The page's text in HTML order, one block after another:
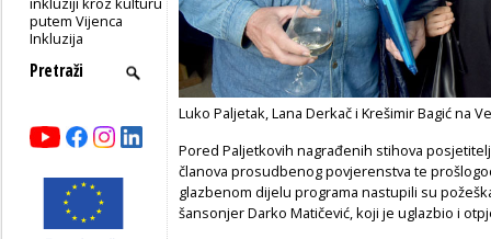
putem Vijenca
Inkluzija
Luko Paljetak, Lana Derkač i Krešimir Bagić na
Pored Paljetkovih nagrađenih stihova
članova prosudbenog povjerenstva te
glazbenom dijelu programa nastupili su
šansonjer Darko Matičević, koji je uglazbio i